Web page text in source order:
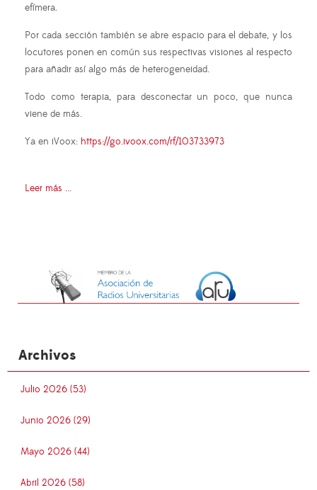
efímera.
Por cada sección también se abre espacio para el debate, y los
locutores ponen en común sus respectivas visiones al respecto
para añadir así algo más de heterogeneidad.
Todo como terapia, para desconectar un poco, que nunca
viene de más.
Ya en iVoox: https://go.ivoox.com/rf/103733973
Leer más ...
Archivos
Julio 2026 (53)
Junio 2026 (29)
Mayo 2026 (44)
Abril 2026 (58)